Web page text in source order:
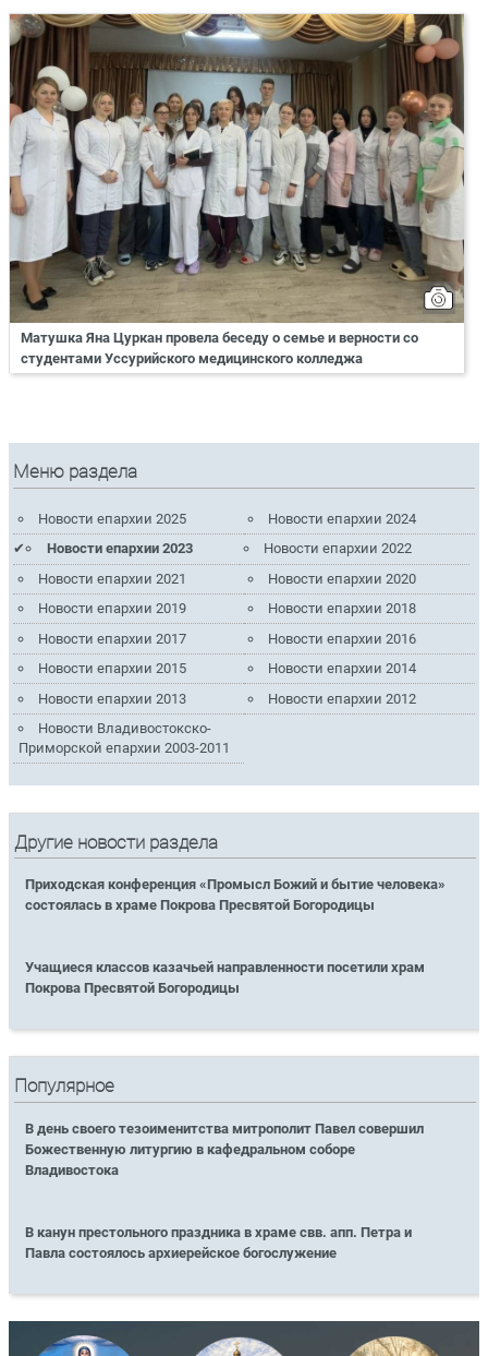
Матушка Яна Цуркан провела беседу о семье и верности со
студентами Уссурийского медицинского колледжа
Меню раздела
Новости епархии 2025
Новости епархии 2024
Новости епархии 2023
Новости епархии 2022
Новости епархии 2021
Новости епархии 2020
Новости епархии 2019
Новости епархии 2018
Новости епархии 2017
Новости епархии 2016
Новости епархии 2015
Новости епархии 2014
Новости епархии 2013
Новости епархии 2012
Новости Владивостокско-
Приморской епархии 2003-2011
Другие новости раздела
Приходская конференция «Промысл Божий и бытие человека»
состоялась в храме Покрова Пресвятой Богородицы
Учащиеся классов казачьей направленности посетили храм
Покрова Пресвятой Богородицы
Популярное
В день своего тезоименитства митрополит Павел совершил
Божественную литургию в кафедральном соборе
Владивостока
В канун престольного праздника в храме свв. апп. Петра и
Павла состоялось архиерейское богослужение